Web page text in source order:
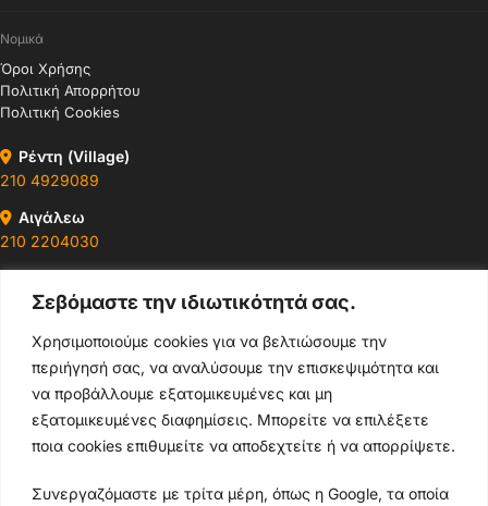
Σεβόμαστε την ιδιωτικότητά σας.
Χρησιμοποιούμε cookies για να βελτιώσουμε την
περιήγησή σας, να αναλύσουμε την επισκεψιμότητα και
να προβάλλουμε εξατομικευμένες και μη
εξατομικευμένες διαφημίσεις. Μπορείτε να επιλέξετε
ποια cookies επιθυμείτε να αποδεχτείτε ή να απορρίψετε.
Συνεργαζόμαστε με τρίτα μέρη, όπως η Google, τα οποία
Νομικά
Όροι Χρήσης
Πολιτική Απορρήτου
Πολιτική Cookies
Ρέντη (Village)
210 4929089
Αιγάλεω
210 2204030
210 4400147
Ωράρια & Διευθύνσεις →
210 4929089
Κεντρικό τηλέφωνο